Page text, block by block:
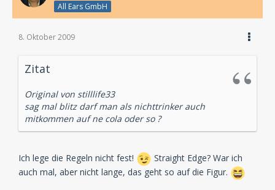
All Ears GmbH
8. Oktober 2009
Zitat
Original von stilllife33
sag mal blitz darf man als nichttrinker auch
mitkommen auf ne cola oder so ?
Ich lege die Regeln nicht fest!
Straight Edge? War ich
auch mal, aber nicht lange, das geht so auf die Figur.